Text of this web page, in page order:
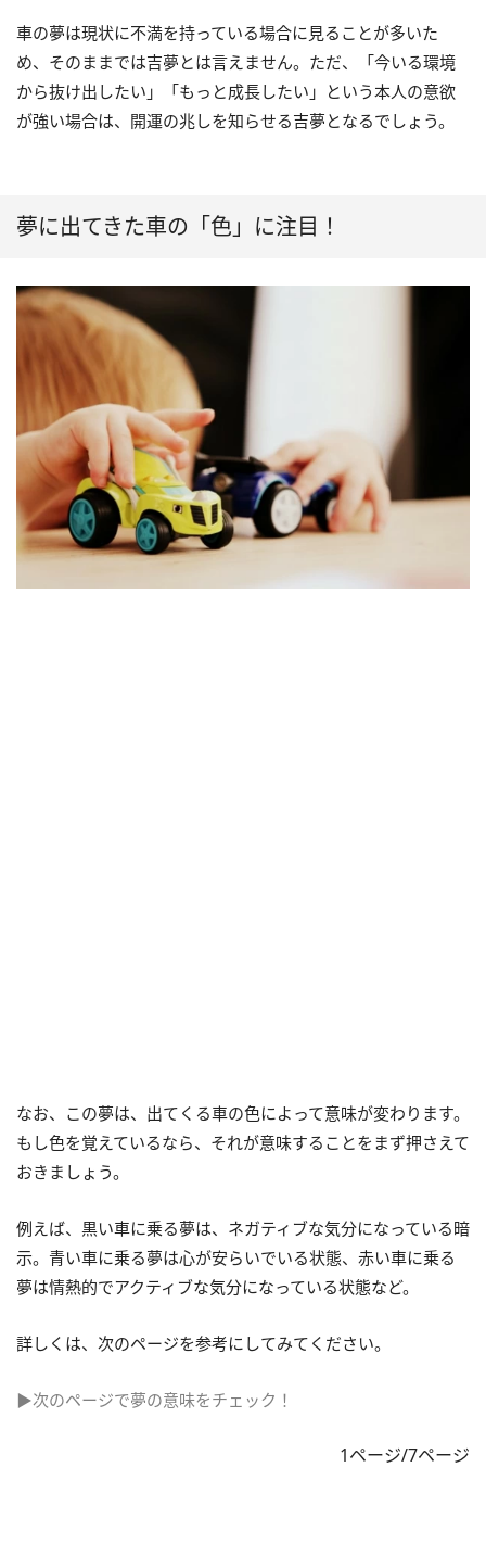
車の夢は現状に不満を持っている場合に見ることが多いた
め、そのままでは吉夢とは言えません。ただ、「今いる環境
から抜け出したい」「もっと成長したい」という本人の意欲
が強い場合は、開運の兆しを知らせる吉夢となるでしょう。
夢に出てきた車の「色」に注目！
なお、この夢は、出てくる車の色によって意味が変わります。
もし色を覚えているなら、それが意味することをまず押さえて
おきましょう。
例えば、黒い車に乗る夢は、ネガティブな気分になっている暗
示。青い車に乗る夢は心が安らいでいる状態、赤い車に乗る
夢は情熱的でアクティブな気分になっている状態など。
詳しくは、次のページを参考にしてみてください。
▶次のページで夢の意味をチェック！
1ページ/7ページ